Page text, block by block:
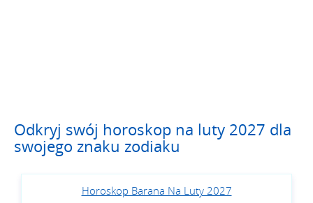
Odkryj swój horoskop na luty 2027 dla
swojego znaku zodiaku
Horoskop Barana Na Luty 2027